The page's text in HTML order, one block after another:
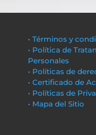
• Términos y
• Política de
Personales
• Políticas de
• Certificado de
• Políticas de
• Mapa del Sitio